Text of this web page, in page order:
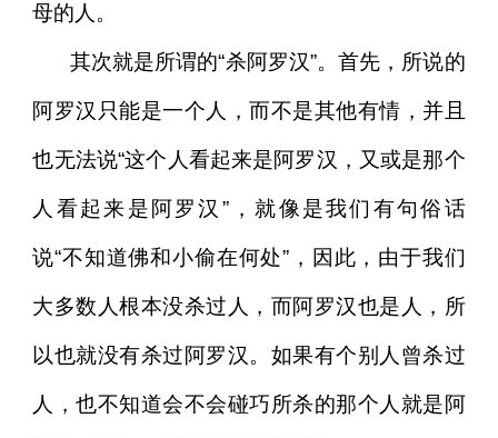
母的人。
其次就是所谓的“杀阿罗汉”。首先，所说的
阿罗汉只能是一个人，而不是其他有情，并且
也无法说“这个人看起来是阿罗汉，又或是那个
人看起来是阿罗汉”，就像是我们有句俗话
说“不知道佛和小偷在何处”，因此，由于我们
大多数人根本没杀过人，而阿罗汉也是人，所
以也就没有杀过阿罗汉。如果有个别人曾杀过
人，也不知道会不会碰巧所杀的那个人就是阿